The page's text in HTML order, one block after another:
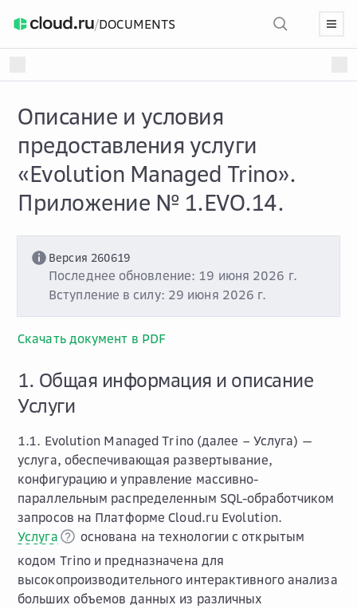
/DOCUMENTS
Описание и условия
предоставления услуги
«Evolution Managed Trino».
Приложение № 1.EVO.14.
Версия 260619
Последнее обновление: 19 июня 2026 г.
Вступление в силу: 29 июня 2026 г.
Скачать документ в PDF
1. Общая информация и описание
Услуги
1.1. Evolution Managed Trino (далее – Услуга) —
услуга, обеспечивающая развертывание,
конфигурацию и управление массивно-
параллельным распределенным SQL-обработчиком
запросов на Платформе Cloud.ru Evolution.
Услуга
основана на технологии с открытым
кодом Trino и предназначена для
высокопроизводительного интерактивного анализа
больших объемов данных из различных